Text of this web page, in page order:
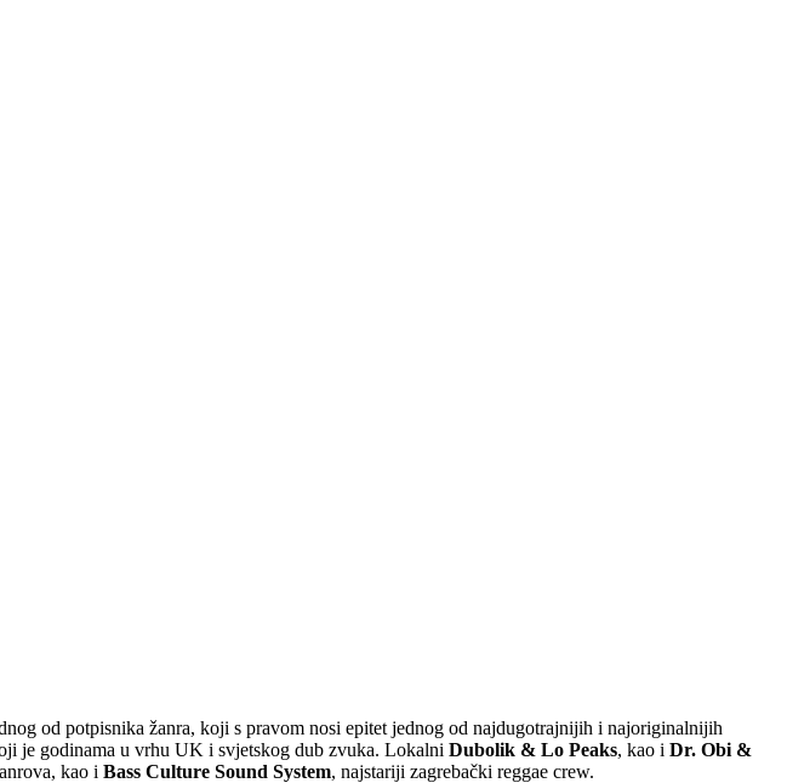
od potpisnika žanra, koji s pravom nosi epitet jednog od najdugotrajnijih i najoriginalnijih
je godinama u vrhu UK i svjetskog dub zvuka. Lokalni Dubolik & Lo Peaks, kao i Dr. Obi &
kao i Bass Culture Sound System, najstariji zagrebački reggae crew.